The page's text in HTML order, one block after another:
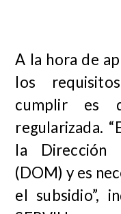
A la hora de
los
cumplir es
regularizada.
la Dirección
(DOM) y es
el subsidio”,